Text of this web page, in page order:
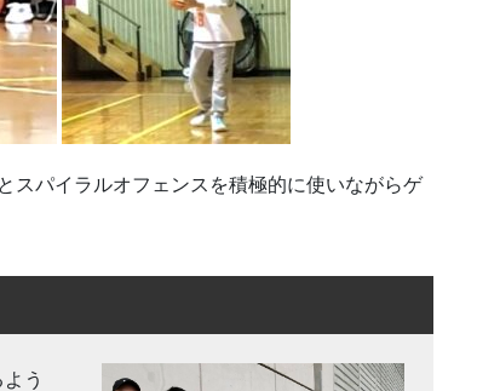
スパイラルオフェンスを積極的に使いながらゲ
う